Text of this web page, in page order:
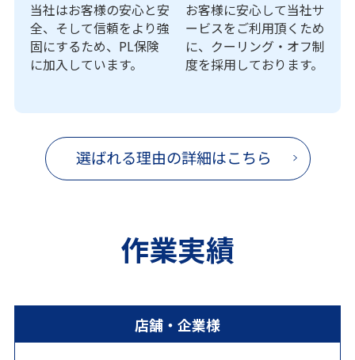
当社はお客様の安心と安
全、そして信頼をより強
固にするため、PL保険
に加入しています。
お客様に安心して当社サ
ービスをご利用頂くため
に、クーリング・オフ制
度を採用しております。
選ばれる理由の詳細はこちら
作業実績
店舗・企業様